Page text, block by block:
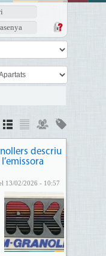
descriu
13/02/2026 - 10:57